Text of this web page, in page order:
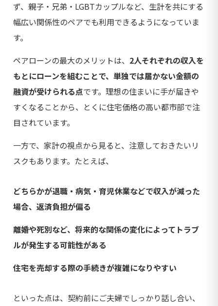
ず、親子・兄弟・LGBTカップルなど、生計を共にする
幅広い関係性のペアでも利用できるようになっていま
す。
ペアローンの最大のメリットは、 2人それぞれの収入を
もとにローンを組むことで、単独では届かない金額の
融資が受けられる点です。理想の住まいに手が届きや
すくなることから、とくに住宅価格の高い都市部で注
目されています。
一方で、家計の視点から見ると、注意しておきたいリ
スクもあります。たとえば、
どちらかが退職・病気・育児休業などで収入が減った
場合、返済負担が偏る
離婚や死別など、将来的な関係の変化によってトラブ
ルが発生する可能性がある
住宅を売却する際の手続きが複雑になりやすい
といった点は、契約前にご夫婦でしっかり話し合い、